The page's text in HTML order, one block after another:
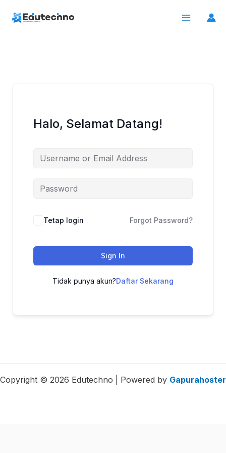
Halo, Selamat Datang!
Tetap login Forgot Password?
Sign In
Tidak punya akun?Daftar Sekarang
Copyright © 2026 Edutechno | Powered by Gapurahoster